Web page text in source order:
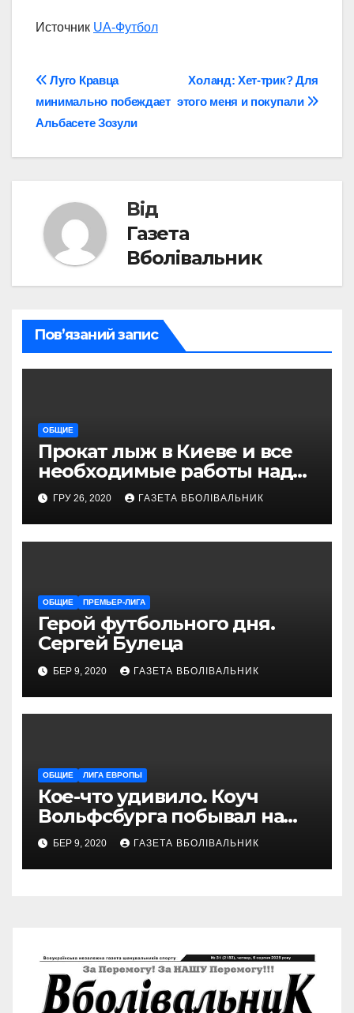
Источник UA-Футбол
Навігація
записів
Холанд: Хет-трик? Для
этого меня и покупали
Луго Кравца
минимально побеждает
Альбасете Зозули
Від
Газета
Вболівальник
Пов’язаний запис
ОБЩИЕ
Прокат лыж в Киеве и все
необходимые работы над
снаряжением, которое
проводит магазин
«VELOPARK»
ГРУ 26, 2020 ГАЗЕТА ВБОЛІВАЛЬНИК
ОБЩИЕ ПРЕМЬЕР-ЛИГА
Герой футбольного дня.
Сергей Булеца
БЕР 9, 2020 ГАЗЕТА ВБОЛІВАЛЬНИК
ОБЩИЕ ЛИГА ЕВРОПЫ
Кое-что удивило. Коуч
Вольфсбурга побывал на
матче Шахтера с Колосом
БЕР 9, 2020 ГАЗЕТА ВБОЛІВАЛЬНИК